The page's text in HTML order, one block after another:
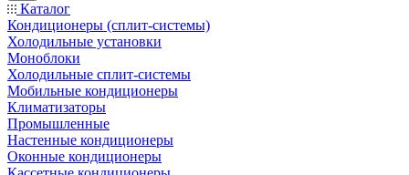
Каталог
Кондиционеры (сплит-системы)
Холодильные установки
Моноблоки
Холодильные сплит-системы
Мобильные кондиционеры
Климатизаторы
Промышленные
Настенные кондиционеры
Оконные кондиционеры